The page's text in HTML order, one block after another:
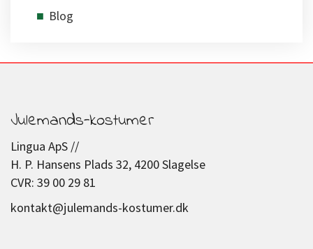
Blog
Julemands-kostumer
Lingua ApS //
H. P. Hansens Plads 32, 4200 Slagelse
CVR: 39 00 29 81
kontakt@julemands-kostumer.dk